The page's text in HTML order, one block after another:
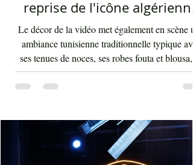
Le nouveau titre d'Afrah, "Ya
Loumima" : attrait pour la
reprise de l'icône algérienne
Rabah Driassa
Le décor de la vidéo met également en scène
ambiance tunisienne traditionnelle typique
de beauté, ainsi que la foule attirée et entraînée
cette célébration, comprenant notamment les
youyous, les larmes de bonheur et les